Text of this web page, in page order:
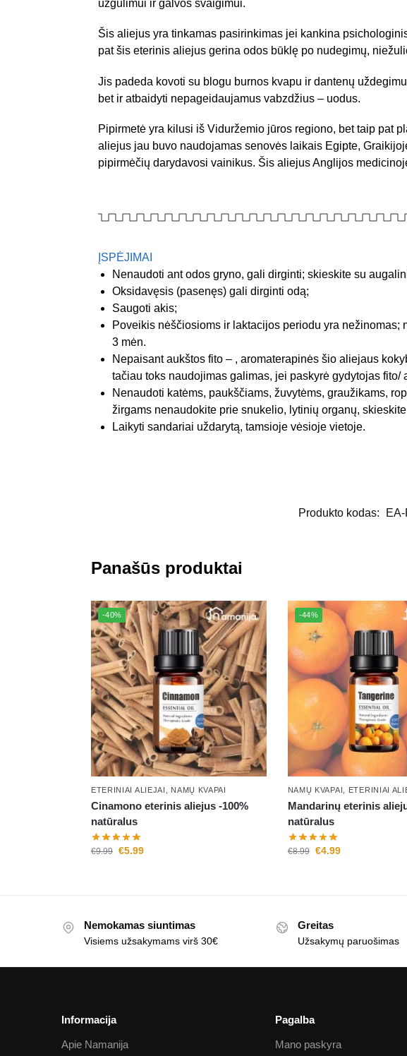
užgulimui ir galvos svaigimui.
Šis aliejus yra tinkamas pasirinkimas jei kankina
pat šis eterinis aliejus gerina odos būklę po nudegimų,
Jis padeda kovoti su blogu burnos kvapu ir dantenų
bet ir atbaidyti nepageidaujamus vabzdžius – uodus.
Pipirmetė yra kilusi iš Viduržemio jūros regiono, bet taip pat
aliejus jau buvo naudojamas senovės laikais Egipte,
pipirmėčių darydavosi vainikus. Šis aliejus Anglijos
ĮSPĖJIMAI
Nenaudoti ant odos gryno, gali dirginti; skieskite su
Oksidavęsis (pasenęs) gali dirginti odą;
Saugoti akis;
Poveikis nėščiosioms ir laktacijos periodu yra
3 mėn.
Nepaisant aukštos fito – , aromaterapinės šio aliejaus
tačiau toks naudojimas galimas, jei paskyrė gydytojas fito/
Nenaudoti katėms, paukščiams, žuvytėms, graužikams,
žirgams nenaudokite prie snukelio, lytinių organų,
Laikyti sandariai uždarytą, tamsioje vėsioje vietoje.
Produkto kodas:
Panašūs produktai
-40%
ETERINIAI ALIEJAI NAMŲ KVAPAI
Cinamono eterinis aliejus -100%
natūralus
€9.99 €5.99
-44%
NAMŲ KVAPAI ETERINIAI
Mandarinų eterinis
natūralus
€8.99 €4.99
Nemokamas siuntimas
Visiems užsakymams virš 30€
Greitas
Užsakymų paruošimas
Informacija
Apie Namanija
Pagalba
Mano paskyra